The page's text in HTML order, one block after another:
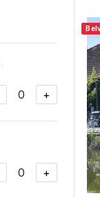
0 +
0 +